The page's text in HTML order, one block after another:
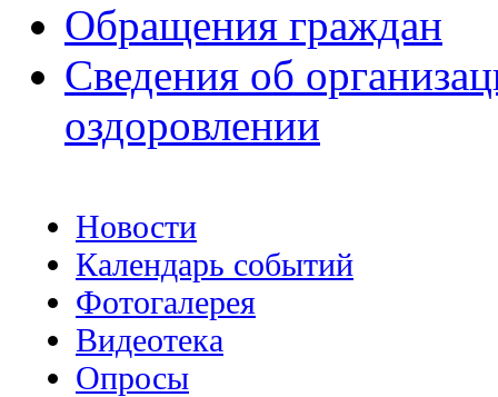
Обращения граждан
Сведения об
оздоровлении
Новости
Календарь событий
Фотогалерея
Видеотека
Опросы